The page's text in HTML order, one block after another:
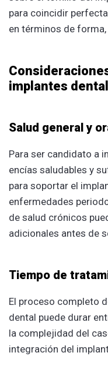
para coincidir
en términos de
implantes
Salud general y
Para ser candidato a
encías saludables y
para soportar el
enfermedades
de salud crónicos
adicionales antes de
Tiempo de
El proceso completo
dental puede durar
la complejidad del
integración del